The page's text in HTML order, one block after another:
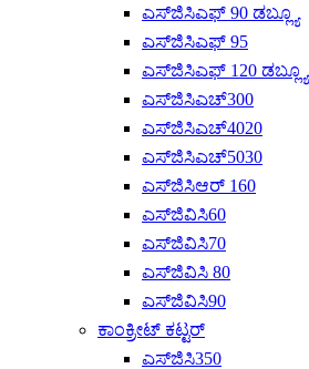
ಎಸ್‌ಜಿಸಿಎಫ್ 90 ಡಬ್ಲ್ಯೂ
ಎಸ್‌ಜಿಸಿಎಫ್ 95
ಎಸ್‌ಜಿಸಿಎಫ್ 120 ಡಬ್ಲ್ಯೂ
ಎಸ್‌ಜಿಸಿಎಚ್300
ಎಸ್‌ಜಿಸಿಎಚ್4020
ಎಸ್‌ಜಿಸಿಎಚ್‌5030
ಎಸ್‌ಜಿಸಿಆರ್ 160
ಎಸ್‌ಜಿವಿಸಿ60
ಎಸ್‌ಜಿವಿಸಿ70
ಎಸ್‌ಜಿವಿಸಿ 80
ಎಸ್‌ಜಿವಿಸಿ90
ಕಾಂಕ್ರೀಟ್ ಕಟ್ಟರ್
ಎಸ್‌ಜಿಸಿ350